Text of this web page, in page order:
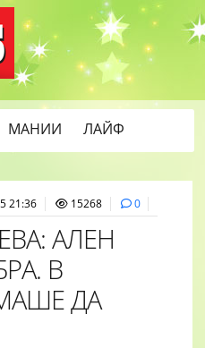
МАНИИ
ЛАЙФ
21:36 15268 0
АЛЕН
В
ДА